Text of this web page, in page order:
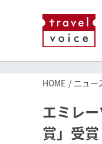
HOME ニュー
エミレ
賞」受賞